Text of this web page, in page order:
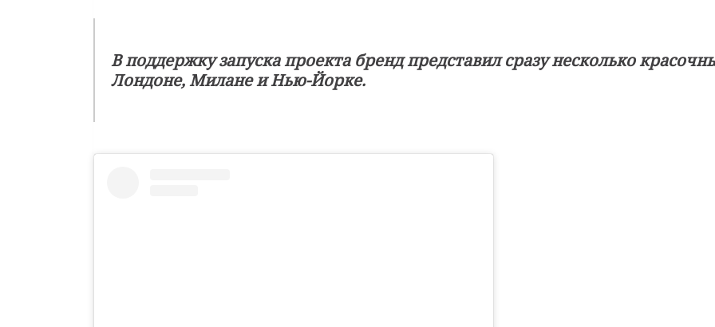
В поддержку запуска проекта бренд представил сразу несколько
Лондоне, Милане и Нью-Йорке.